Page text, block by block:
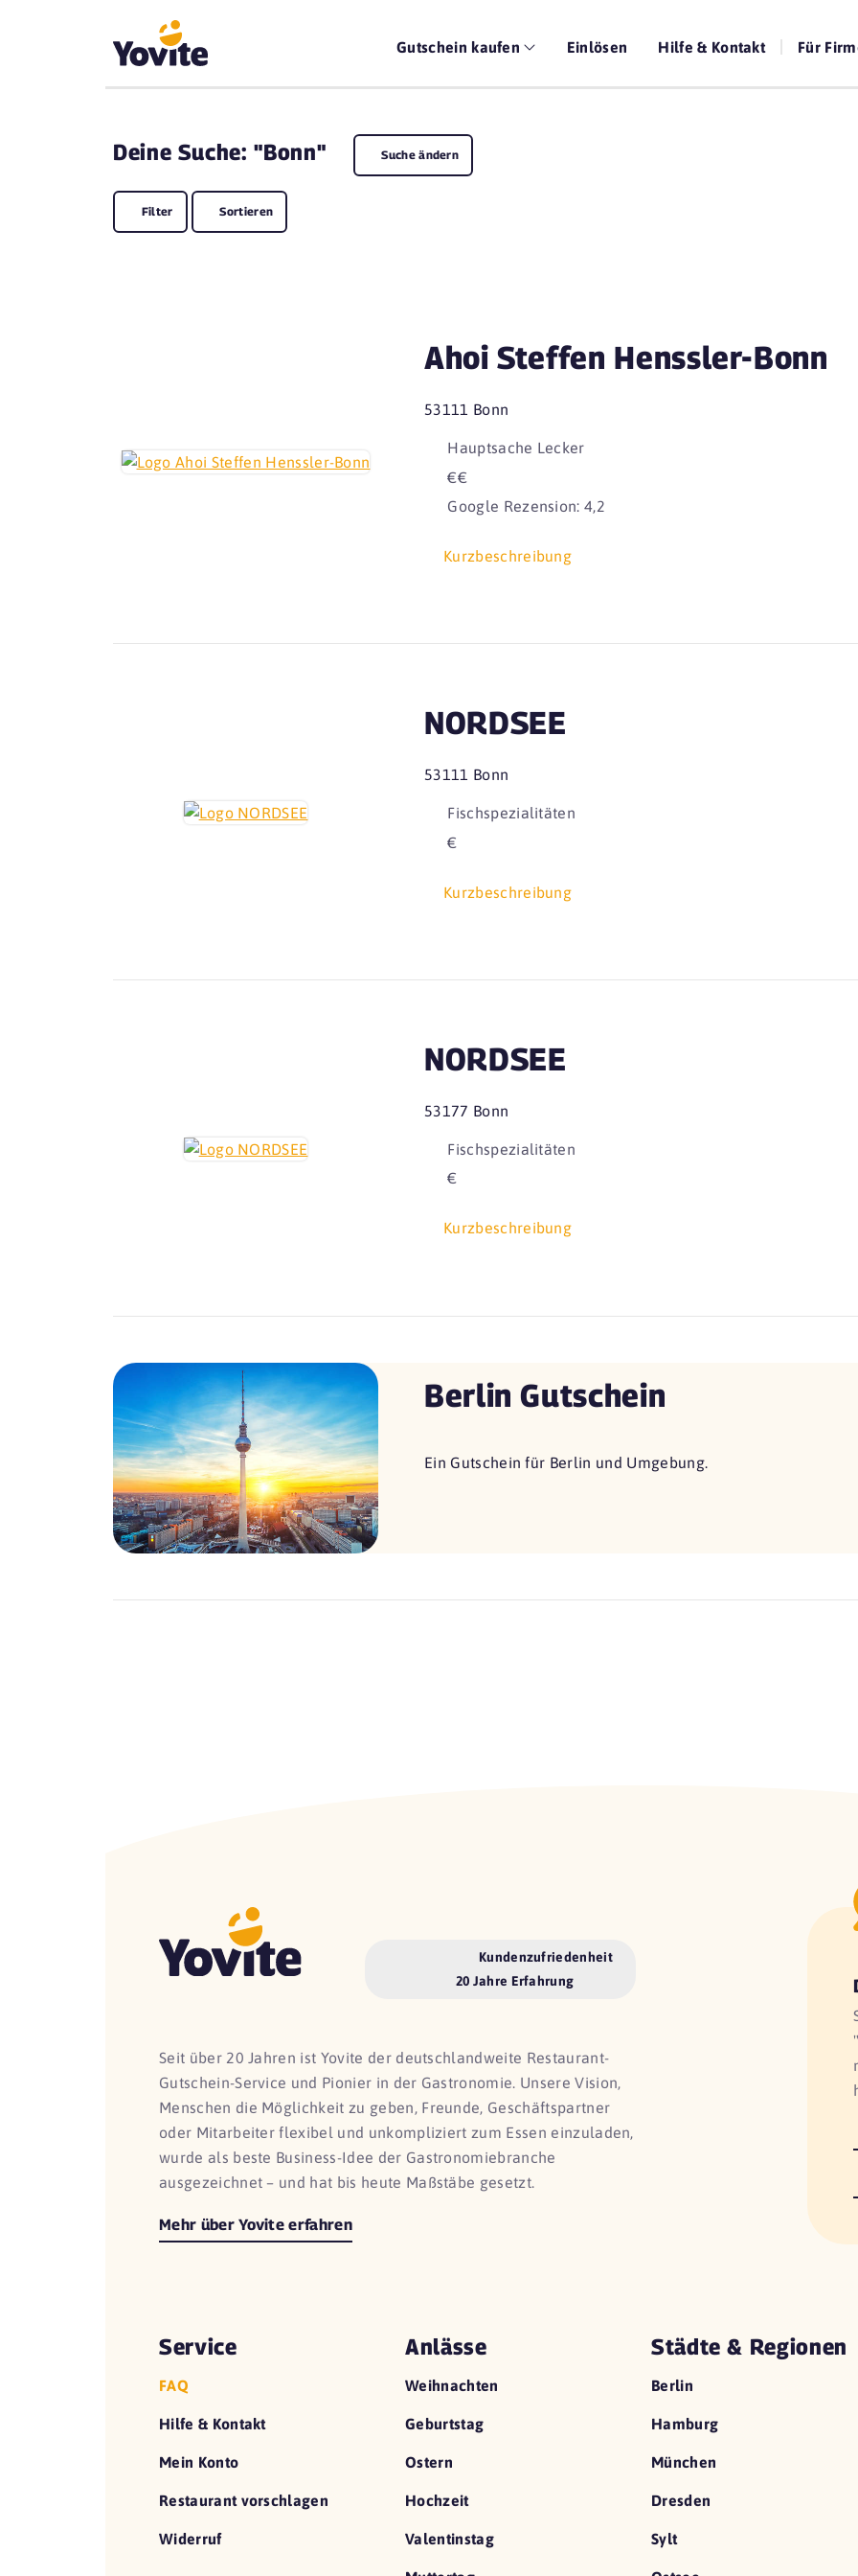
Gutschein kaufen Einlösen Hilfe & Kontakt Für
Deine Suche: "Bonn" Suche ändern
Filter Sortieren
Ahoi Steffen Henssler-Bonn
53111 Bonn
Hauptsache Lecker
€€
Google Rezension: 4,2
Kurzbeschreibung
NORDSEE
53111 Bonn
Fischspezialitäten
€
Kurzbeschreibung
NORDSEE
53177 Bonn
Fischspezialitäten
€
Kurzbeschreibung
Berlin Gutschein
Ein Gutschein für Berlin und Umgebung.
Kundenzufriedenheit
20 Jahre Erfahrung
Seit über 20 Jahren ist Yovite der deutschlandweite Restaurant-
Gutschein-Service und Pionier in der Gastronomie. Unsere Vision,
Menschen die Möglichkeit zu geben, Freunde, Geschäftspartner
oder Mitarbeiter flexibel und unkompliziert zum Essen einzuladen,
wurde als beste Business-Idee der Gastronomiebranche
ausgezeichnet – und hat bis heute Maßstäbe gesetzt.
Mehr über Yovite erfahren
Service
FAQ
Hilfe & Kontakt
Mein Konto
Restaurant vorschlagen
Widerruf
Anlässe
Weihnachten
Geburtstag
Ostern
Hochzeit
Valentinstag
Städte & Regionen
Berlin
Hamburg
München
Dresden
Sylt